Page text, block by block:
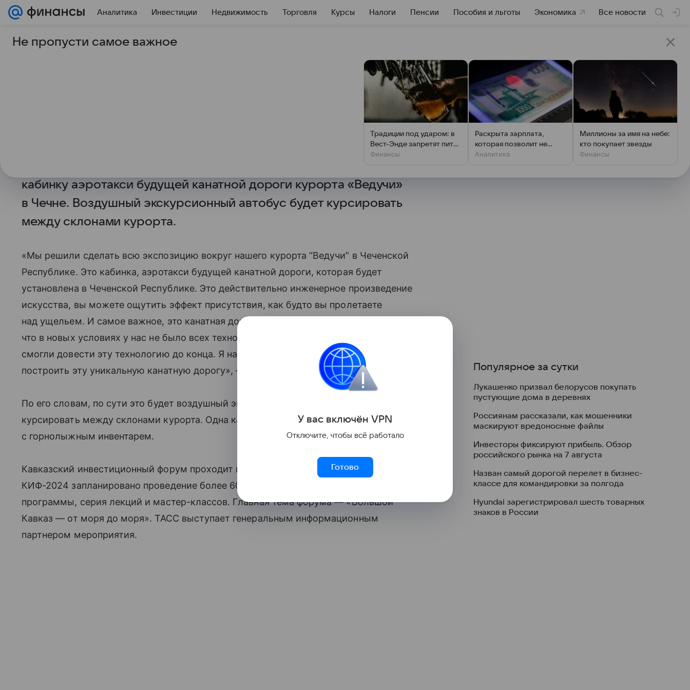
Аналитика Инвестиции Недвижимость Торговля Курсы Налоги Пенсии Пособия и льготы Экономика Все новости
15 июля 2024 Это Кавказ
аэротакси будущей канатки на курорте
Заместитель гендиректора Кавказ.РФ Рустам Тапаев представил
кабинку аэротакси будущей канатной дороги курорта «Ведучи»
в Чечне. Воздушный экскурсионный автобус будет курсировать
между склонами курорта.
«Мы решили сделать всю экспозицию вокруг нашего курорта “Ведучи” в Чеченской
Республике. Это кабинка, аэротакси будущей канатной дороги, которая будет
установлена в Чеченской Республике. Это действительно инженерное произведение
искусства, вы можете ощутить эффект присутствия, как будто вы пролетаете
над ущельем. И самое важное, это канатная дорога произведена с учетом того,
что в новых условиях у нас не было всех технологий, именно российские ученые
смогли довести эту технологию до конца. Я надеюсь, что уже в этом году мы сможем
построить эту уникальную канатную дорогу», — сообщил ТАСС Тапаев.
По его словам, по сути это будет воздушный экскурсионный автобус, который будет
курсировать между склонами курорта. Одна кабинка может вместить до 32 гостей
с горнолыжным инвентарем.
Кавказский инвестиционный форум проходит в Грозном с 15 по 17 июля. На площадке
КИФ-2024 запланировано проведение более 60 мероприятий основной деловой
программы, серия лекций и мастер-классов. Главная тема форума — «Большой
Кавказ — от моря до моря». ТАСС выступает генеральным информационным
партнером мероприятия.
Популярное за сутки
Лукашенко призвал белорусов покупать
пустующие дома в деревнях
Россиянам рассказали, как мошенники
маскируют вредоносные файлы
Инвесторы фиксируют прибыль. Обзор
российского рынка на 7 августа
Назван самый дорогой перелет в бизнес-
классе для командировки за полгода
Hyundai зарегистрировал шесть товарных
знаков в России
Не пропусти самое важное
Традиции под ударом: в
Вест-Энде запретят пить
у стойки
Финансы
Раскрыта зарплата,
которая позволит не
чувствовать зависти
Аналитика
Миллионы за имя на небе:
кто покупает звезды
Финансы
У вас включён VPN
Отключите, чтобы всё работало
Готово